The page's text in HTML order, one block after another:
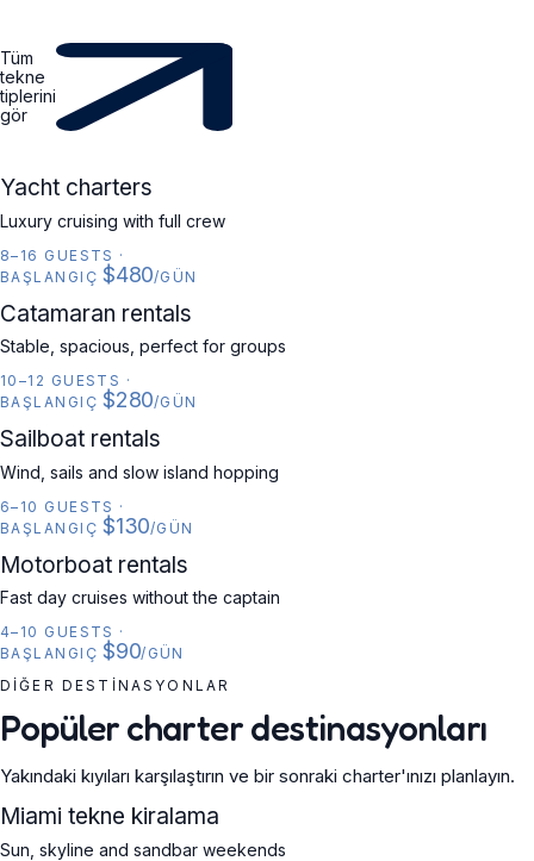
Tüm
tekne
tiplerini
gör
YACHT
Yacht charters
Luxury cruising with full crew
8–16 GUESTS ·
BAŞLANGIÇ $480/GÜN
CATAMARAN
Catamaran rentals
Stable, spacious, perfect for groups
10–12 GUESTS ·
BAŞLANGIÇ $280/GÜN
SAILBOAT
Sailboat rentals
Wind, sails and slow island hopping
6–10 GUESTS ·
BAŞLANGIÇ $130/GÜN
MOTORBOAT
Motorboat rentals
Fast day cruises without the captain
4–10 GUESTS ·
BAŞLANGIÇ $90/GÜN
DIĞER DESTINASYONLAR
Popüler charter destinasyonları
Yakındaki kıyıları karşılaştırın ve bir sonraki charter'ınızı planlayın.
USA
Miami tekne kiralama
Sun, skyline and sandbar weekends